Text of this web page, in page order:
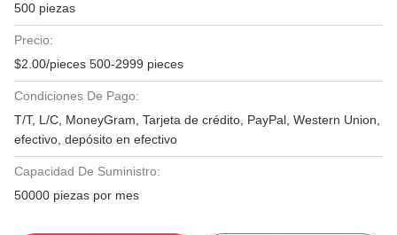
500 piezas
Precio:
$2.00/pieces 500-2999 pieces
Condiciones De Pago:
T/T, L/C, MoneyGram, Tarjeta de crédito, PayPal, Western Union,
efectivo, depósito en efectivo
Capacidad De Suministro:
50000 piezas por mes